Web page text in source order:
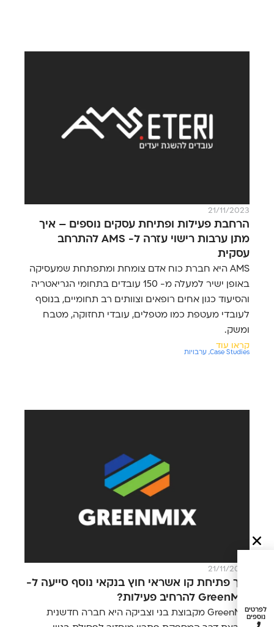
21/11/2023
הרחבת פעילות ופתיחת עסקים נוספים – איך
מתן ערבות רישוי עזרה ל- AMS להתרחב
עסקית
AMS היא חברת כוח אדם צומחת ומתפתחת שמעסיקה
באופן ישיר למעלה מ- 150 עובדים בתחומי הגריאטריה
והסיעוד כגון אחים רופאים וצוותים רב תחומיים, בנוסף
לעובדי מעטפת כמו מטפלים, עובדי תחזוקה, מטבח
ומשק.
קראו עוד
Case Studies
, ערבויות
21/11/2023
איך פתיחת קו אשראי חוץ בנקאי נוסף סייעה ל-
GreenMix להרחיב פעילות?
GreenMix מקבוצת בני וצביקה היא חברה חדשנית
לפרטים
נוספים